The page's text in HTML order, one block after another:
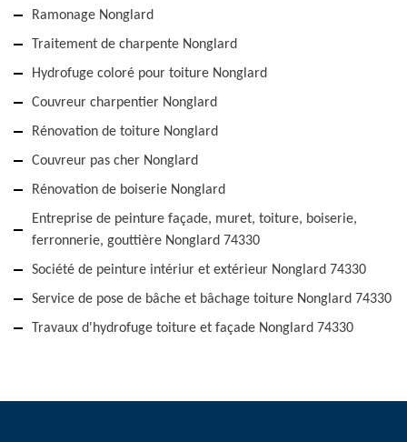
Ramonage Nonglard
Traitement de charpente Nonglard
Hydrofuge coloré pour toiture Nonglard
Couvreur charpentier Nonglard
Rénovation de toiture Nonglard
Couvreur pas cher Nonglard
Rénovation de boiserie Nonglard
Entreprise de peinture façade, muret, toiture, boiserie,
ferronnerie, gouttière Nonglard 74330
Société de peinture intériur et extérieur Nonglard 74330
Service de pose de bâche et bâchage toiture Nonglard 74330
Travaux d'hydrofuge toiture et façade Nonglard 74330